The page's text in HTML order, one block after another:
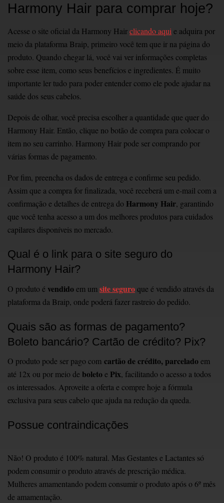
Harmony Hair para comprar hoje?
Acesse o site oficial da Harmony Hairclicando aqui e adquira por
meio da plataforma Braip, primeiro você tem que ir na página do
produto. Quando chegar lá, você vai ver informações completas
sobre esse item, como seus benefícios e ingredientes. É muito
importante ler tudo para poder entender como ele pode ajudar na
saúde dos seus cabelos. ͏
Depois de olhar, você precisa escolher a quantidade que quer do
Harmony Hair. Então, clique no botão de compra para colocar o
item no seu carrinho. Harmony Hair pode ser comprando por
várias formas de pagamento. ͏
Por fim, preencha os dados de entrega e confirme seu pedido.
Assim que a compra for finalizada, você receberá um e-mail com a
confirmação e detalhes de entrega do Harmony Hair, garantindo
que você tenha acesso a um dos melhores produtos para cuidados
capilares disponíveis no mercado.
Qual é o link para o site seguro do
Harmony Hair?
O produto é vendidoem um site seguroque é vendido através da
plataforma da Braip, onde poderá fazer rastreio do pedido.
Quais são as formas de pagamento?
Boleto bancário? Cartão de crédito? Pix?
O produto pode ser pago com cartão de crédito, parceladoem
até 12x ou por meio de boletoe Pix, facilitando o acesso a todos
os interessados. Aproveite a oferta e compre hoje a fórmula
exclusiva para seus cabelo que ajuda na redução da queda.
Possue contraindicações
Não! O produto é 100% natural. Mas Gestantes e Lactantes só
podem consumir o produto através de prescrição médica.
Mulheres amamentando podem consumir o produto após o 6º mês
de amamentação.